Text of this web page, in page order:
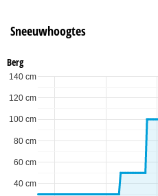
Sneeuwhoogtes
Berg
40 cm
60 cm
80 cm
100 cm
120 cm
140 cm